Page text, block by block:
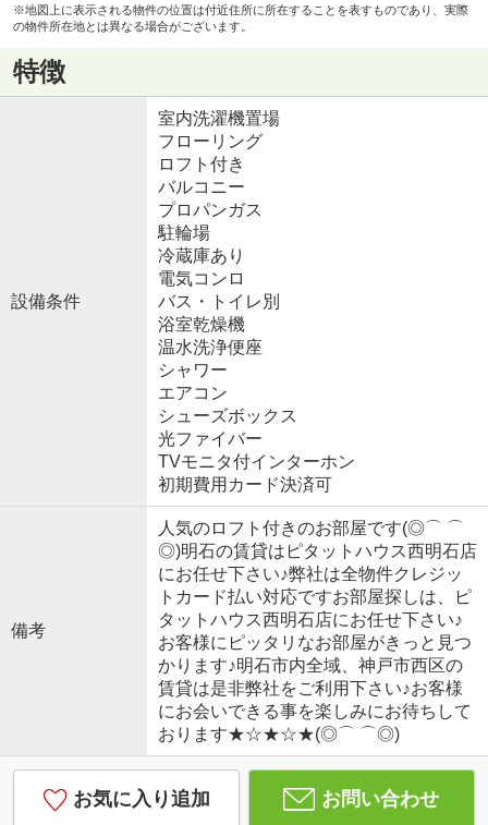
※地図上に表示される物件の位置は付近住所に所在することを表すものであり、実際
の物件所在地とは異なる場合がございます。
特徴
設備条件
室内洗濯機置場
フローリング
ロフト付き
バルコニー
プロパンガス
駐輪場
冷蔵庫あり
電気コンロ
バス・トイレ別
浴室乾燥機
温水洗浄便座
シャワー
エアコン
シューズボックス
光ファイバー
TVモニタ付インターホン
初期費用カード決済可
備考
人気のロフト付きのお部屋です(◎⌒ ⌒
◎)明石の賃貸はピタットハウス西明石店
にお任せ下さい♪弊社は全物件クレジッ
トカード払い対応ですお部屋探しは、ピ
タットハウス西明石店にお任せ下さい♪
お客様にピッタリなお部屋がきっと見つ
かります♪明石市内全域、神戸市西区の
賃貸は是非弊社をご利用下さい♪お客様
にお会いできる事を楽しみにお待ちして
おります★☆★☆★(◎⌒ ⌒◎)
お気に入り追加 お問い合わせ